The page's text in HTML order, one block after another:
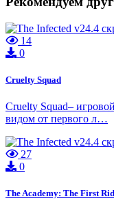
14
0
Cruelty Squad
Cruelty Squad–
видом от первого л…
27
0
The Academy: The First